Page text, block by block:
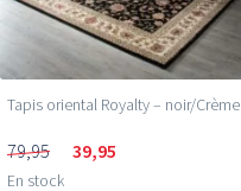
Tapis oriental Royalty – noir/Crème
79,95 39,95
En stock